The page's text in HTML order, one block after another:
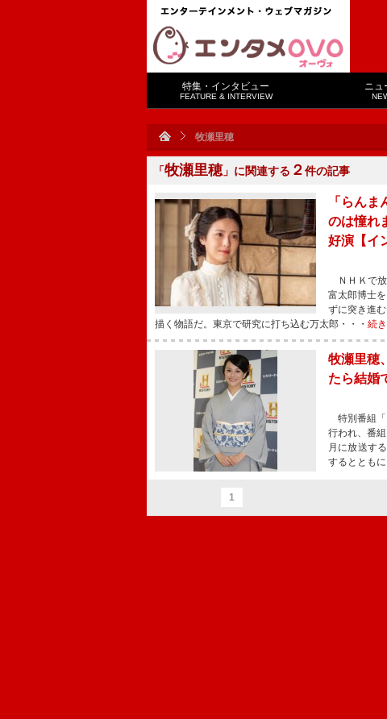
特集・インタビュー
FEATURE & INTERVIEW
ニュ
牧瀬里穂
「牧瀬里穂 」に関連する ２件の記事
「らん
のは憧れ
好演【イ
ＮＨＫで放
富太郎博士
ずに突き進
描く物語だ。東京で研究に打ち込む万太郎・・・ 続
牧瀬里穂
たら結婚
特別番組「
行われ、番
月に放送す
するととも
1